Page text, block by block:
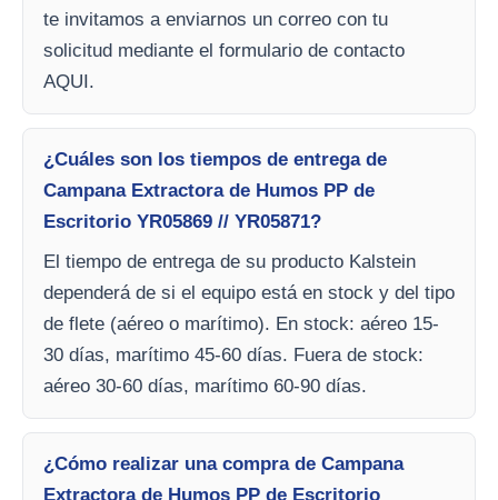
te invitamos a enviarnos un correo con tu
solicitud mediante el formulario de contacto
AQUI.
¿Cuáles son los tiempos de entrega de
Campana Extractora de Humos PP de
Escritorio YR05869 // YR05871?
El tiempo de entrega de su producto Kalstein
dependerá de si el equipo está en stock y del tipo
de flete (aéreo o marítimo). En stock: aéreo 15-
30 días, marítimo 45-60 días. Fuera de stock:
aéreo 30-60 días, marítimo 60-90 días.
¿Cómo realizar una compra de Campana
Extractora de Humos PP de Escritorio